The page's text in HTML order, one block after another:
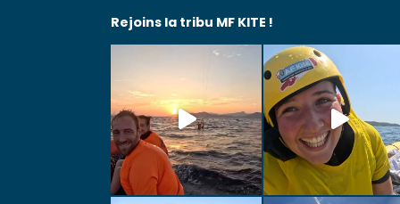
Rejoins la tribu MF KITE !